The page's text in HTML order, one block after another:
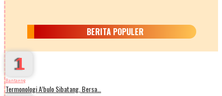
BERITA POPULER
1
Bantaeng
Termonologi A’bulo Sibatang, Bersa…